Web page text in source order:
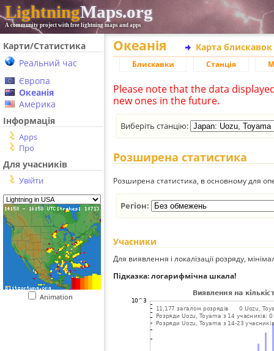
LightningMaps.org
A community project with free lightning maps and apps
Карти/Статистика
Реальний час
Європа
Океанія
Америка
Інформація
Apps
Про
Для учасників
Увійти
Animation
Океанія Карта
Блискавки Станція
Please note that the data
new ones in the future.
Виберіть станцію:
Розширена статистика
Розширена статистика, в основному для
Регіон:
Учасники
Для виявлення і локалізації розряду,
Підказка: логарифмічна шкала!